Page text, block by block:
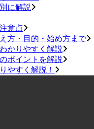
に解説
意点
方・目的・始め方まで
かりやすく解説
ポイントを解説
やすく解説！